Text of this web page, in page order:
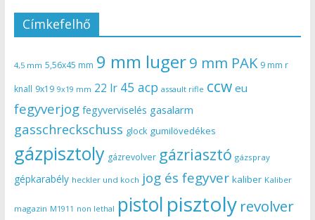
Címkefelhő
4,5 mm 5,56x45 mm 9 mm luger9 mm PAK 9 mm r
knall 9x19 9x19 mm 22 lr 45 acp assault rifle ccw eu
fegyverjog fegyverviselés gasalarm
gasschreckschuss glock gumilövedékes
gázpisztoly gázrevolver gázriasztó gázspray
gépkarabély heckler und koch jog és fegyver kaliber Kaliber
magazin M1911 non lethal pistol pisztoly revolver